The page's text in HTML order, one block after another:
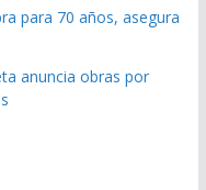
para 70 años, asegura
anuncia obras por